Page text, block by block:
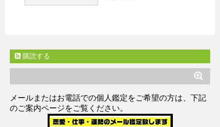
購読する
メールまたはお電話での個人鑑定をご希望の方は、下記
のご案内ページをご覧ください。